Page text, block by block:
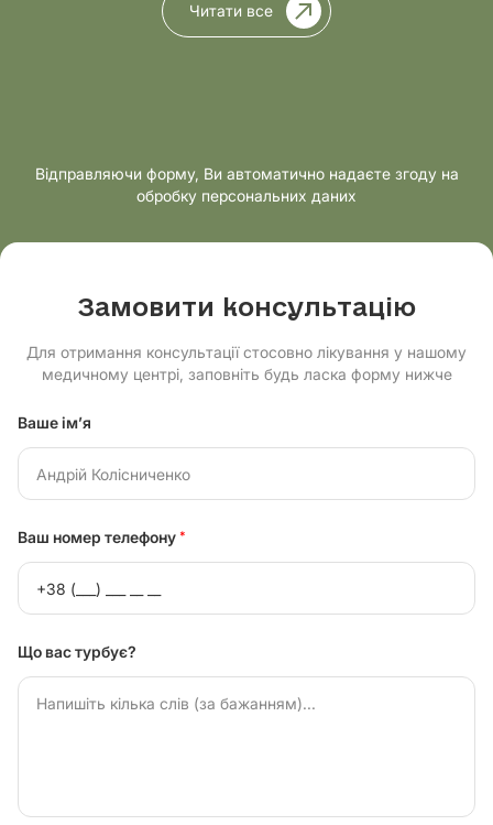
Читати все
Відправляючи форму, Ви автоматично надаєте згоду на
обробку персональних даних
Замовити консультацію
Для отримання консультації стосовно лікування у нашому
медичному центрі, заповніть будь ласка форму нижче
Ваше ім’я
Ваш номер телефону *
Що вас турбує?